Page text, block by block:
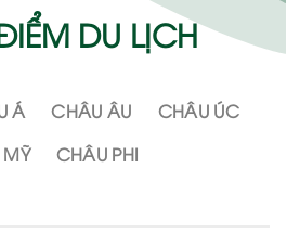
DU LỊCH
Á CHÂU ÂU
CHÂU ÚC
CHÂU PHI